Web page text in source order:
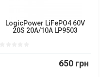
LogicPower LiFePO4 60V
20S 20A/10A LP9503
650 грн